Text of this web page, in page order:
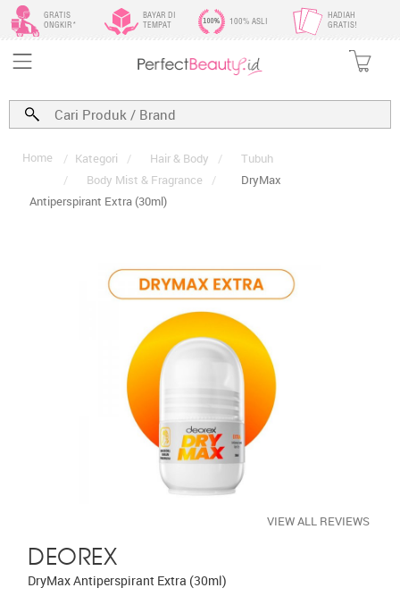
GRATIS
ONGKIR*
BAYAR DI
TEMPAT
100% ASLI
HADIAH
GRATIS!
Home / Kategori / Hair & Body /
Tubuh
/
Body Mist & Fragrance /
DryMax
Antiperspirant Extra (30ml)
DEOREX
DryMax Antiperspirant Extra (30ml)
VIEW ALL REVIEWS